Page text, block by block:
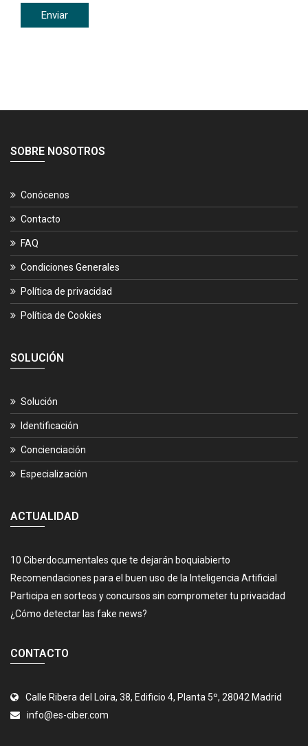
SOBRE NOSOTROS
Conócenos
Contacto
FAQ
Condiciones Generales
Política de privacidad
Política de Cookies
SOLUCIÓN
Solución
Identificación
Concienciación
Especialización
ACTUALIDAD
10 Ciberdocumentales que te dejarán boquiabierto
Recomendaciones para el buen uso de la Inteligencia Artificial
Participa en sorteos y concursos sin comprometer tu privacidad
¿Cómo detectar las fake news?
CONTACTO
Calle Ribera del Loira, 38, Edificio 4, Planta 5º, 28042 Madrid
info@es-ciber.com